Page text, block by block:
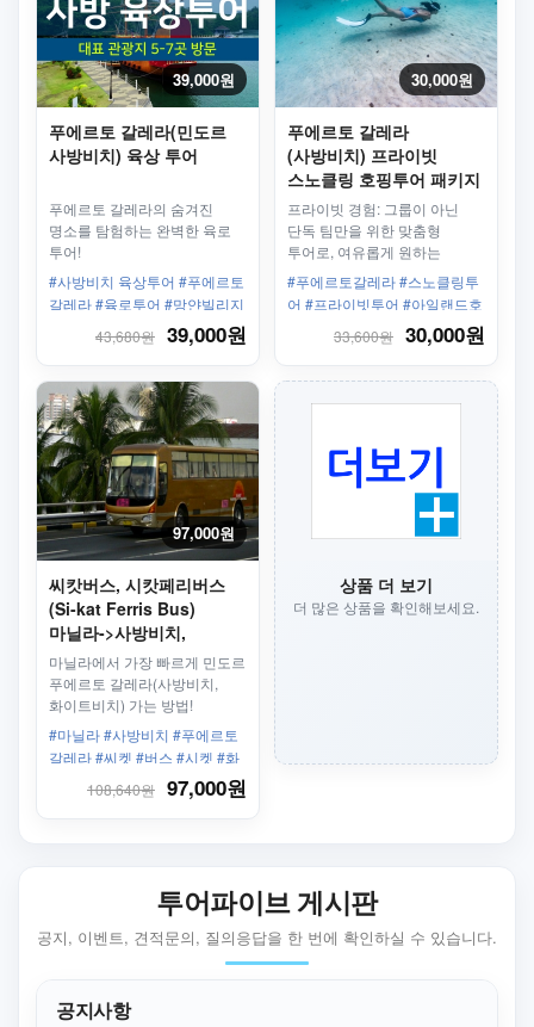
39,000원
푸에르토 갈레라(민도르
사방비치) 육상 투어
푸에르토 갈레라의 숨겨진
명소를 탐험하는 완벽한 육로
투어!
#사방비치 육상투어 #푸에르토
갈레라 #육로투어 #망얀빌리지
#타마라오폭포 #피크닉식사
43,680원 39,000원
30,000원
푸에르토 갈레라
(사방비치) 프라이빗
스노클링 호핑투어 패키지
프라이빗 경험: 그룹이 아닌
단독 팀만을 위한 맞춤형
투어로, 여유롭게 원하는
속도로 즐길 수 있습니다.<br>
유연한 일정: 그룹과 조율할
필요 없이 나만의 속도로 해양
생태계를 탐험 가능<br> 개인
동행하며 맞춤형 안내 제공
#푸에르토갈레라 #스노클링투
어 #프라이빗투어 #아일랜드호
핑 #비치어드벤처 #해양생물 #
산호정원 #가족여행추천 #커플
여행 #에코투어리즘 #보트투어
33,600원 30,000원
97,000원
씨캇버스, 시캇페리버스
(Si-kat Ferris Bus)
마닐라->사방비치,
화이트비치(푸에르토
칼레라)까지 한번에
마닐라에서 가장 빠르게 민도르
푸에르토 갈레라(사방비치,
화이트비치) 가는 방법!
#마닐라 #사방비치 #푸에르토
갈레라 #씨켓 #버스 #시켓 #화
108,640원 97,000원
상품 더 보기
더 많은 상품을 확인해보세요.
투어파이브 게시판
공지, 이벤트, 견적문의, 질의응답을 한 번에 확인하실 수 있습니다.
공지사항